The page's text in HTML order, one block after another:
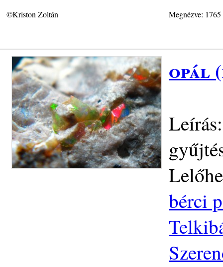
©Kriston Zoltán Megnézve:
opál
bérci